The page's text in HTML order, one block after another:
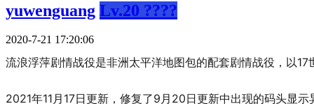
yuwenguang Lv.20 ????
2020-7-21 17:20:06
流浪浮萍剧情战役是非洲太平洋地图包的配套剧情战役，以
2021年11月17日更新，修复了9月20日更新中出现的码头显